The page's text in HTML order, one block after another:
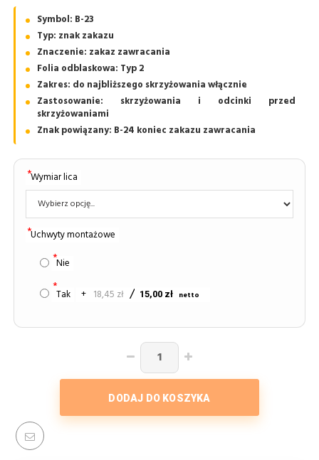
Symbol: B-23
Typ: znak zakazu
Znaczenie: zakaz zawracania
Folia odblaskowa: Typ 2
Zakres: do najbliższego skrzyżowania włącznie
Zastosowanie: skrzyżowania i odcinki przed
skrzyżowaniami
Znak powiązany: B-24 koniec zakazu zawracania
Wymiar lica
Uchwyty montażowe
Nie
Tak + 18,45 zł 15,00 zł
DODAJ DO KOSZYKA